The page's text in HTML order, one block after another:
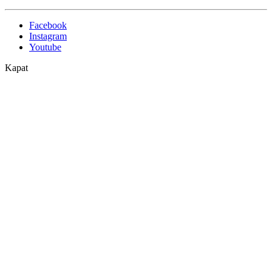
Facebook
Instagram
Youtube
Kapat